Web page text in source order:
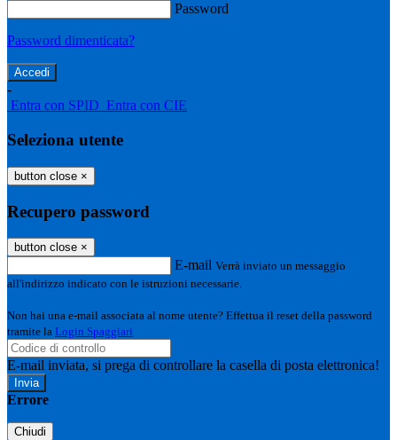
Password
Password dimenticata?
-
Entra con SPID Entra con CIE
Seleziona utente
button close ×
Recupero password
button close ×
E-mail Verrà inviato un messaggio
all'indirizzo indicato con le istruzioni necessarie.
Non hai una e-mail associata al nome utente? Effettua il reset della password
tramite la Login Spaggiari
E-mail inviata, si prega di controllare la casella di posta elettronica!
Errore
Chiudi